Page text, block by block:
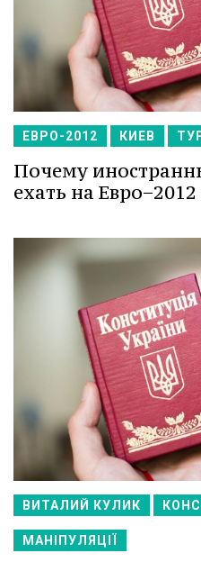
ЕВРО-2012 КИЕВ
Почему
ехать на
ВИТАЛИЙ КУЛИК
МАНІПУЛЯЦІЇ